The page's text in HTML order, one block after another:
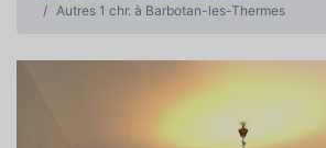
Autres 1 chr. à Barbotan-les-Thermes